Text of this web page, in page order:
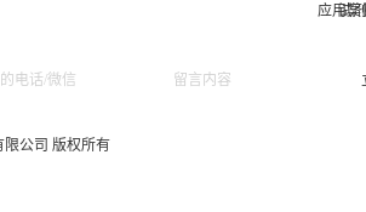
试
应用案
公司 版权所有